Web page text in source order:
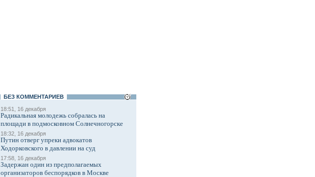
БЕЗ КОМMЕНТАРИЕВ
18:51, 16 декабря
Радикальная молодежь собралась на
площади в подмосковном Солнечногорске
18:32, 16 декабря
Путин отверг упреки адвокатов
Ходорковского в давлении на суд
17:58, 16 декабря
Задержан один из предполагаемых
организаторов беспорядков в Москве